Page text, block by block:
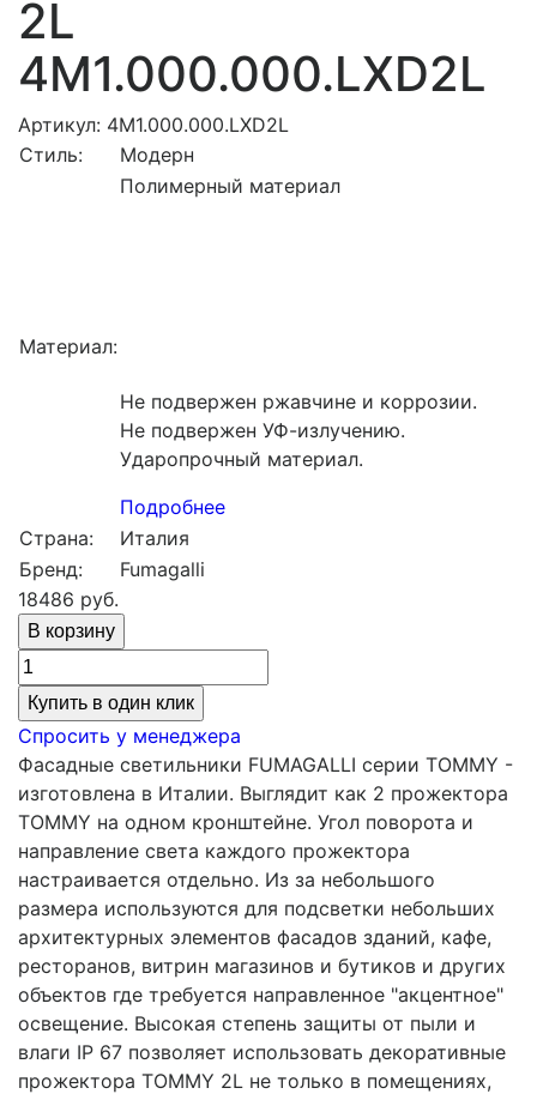
2L
4M1.000.000.LXD2L
Артикул: 4M1.000.000.LXD2L
Стиль:
Модерн
Материал:
Полимерный материал
Не подвержен ржавчине и коррозии.
Не подвержен УФ-излучению.
Ударопрочный материал.
Подробнее
Страна:
Италия
Бренд:
Fumagalli
18486 руб.
Купить в один клик
Спросить у менеджера
Фасадные светильники FUMAGALLI серии TOMMY -
изготовлена в Италии. Выглядит как 2 прожектора
TOMMY на одном кронштейне. Угол поворота и
направление света каждого прожектора
настраивается отдельно. Из за небольшого
размера используются для подсветки небольших
архитектурных элементов фасадов зданий, кафе,
ресторанов, витрин магазинов и бутиков и других
объектов где требуется направленное "акцентное"
освещение. Высокая степень защиты от пыли и
влаги IP 67 позволяет использовать декоративные
прожектора TOMMY 2L не только в помещениях,